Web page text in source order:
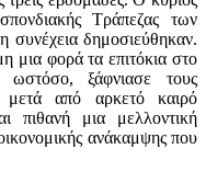
Τράπεζας των
δημοσιεύθηκαν.
μια φορά τα επιτόκια στο
ξάφνιασε τους
από αρκετό καιρό
πιθανή μια μελλοντική
ανάκαμψης που